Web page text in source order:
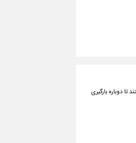
دوباره بارگیری